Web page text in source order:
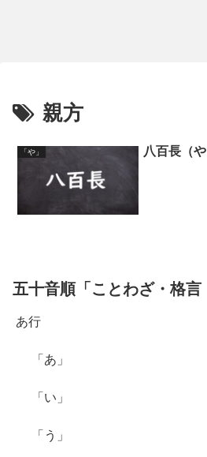
親方
「や」 八百長（
五十音順「ことわざ・格言
あ行
「あ」
「い」
「う」